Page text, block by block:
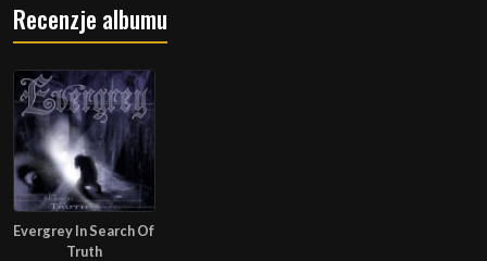
Recenzje albumu
Evergrey In Search Of
Truth